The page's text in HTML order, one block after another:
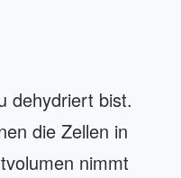
dehydriert bist.
die Zellen in
nimmt